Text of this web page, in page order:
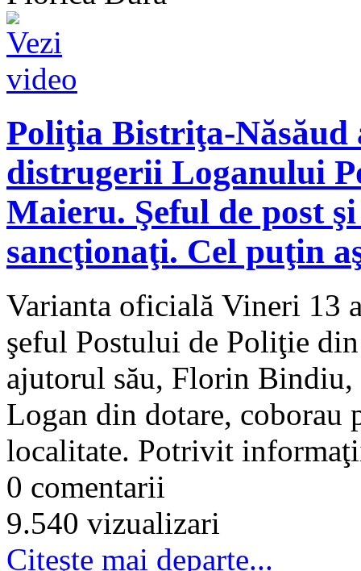
Poliţia Bistriţa-Năsăud
distrugerii Loganului
Maieru. Şeful de post
sancţionaţi. Cel puţin
Varianta oficială Vineri 13
şeful Postului de Poliţie
ajutorul său, Florin Bindiu,
Logan din dotare, coborau
localitate. Potrivit
0 comentarii
9.540 vizualizari
Citeşte mai departe...